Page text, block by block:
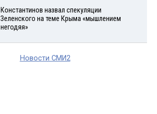
Константинов назвал спекуляции
Зеленского на теме Крыма «мышлением
негодяя»
Новости СМИ2